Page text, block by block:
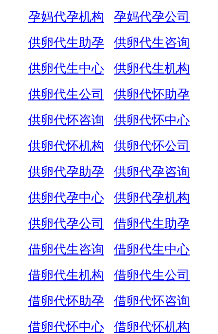
孕妈代孕机构
孕妈代孕公司
供卵代生助孕
供卵代生咨询
供卵代生中心
供卵代生机构
供卵代生公司
供卵代怀助孕
供卵代怀咨询
供卵代怀中心
供卵代怀机构
供卵代怀公司
供卵代孕助孕
供卵代孕咨询
供卵代孕中心
供卵代孕机构
供卵代孕公司
借卵代生助孕
借卵代生咨询
借卵代生中心
借卵代生机构
借卵代生公司
借卵代怀助孕
借卵代怀咨询
借卵代怀中心
借卵代怀机构